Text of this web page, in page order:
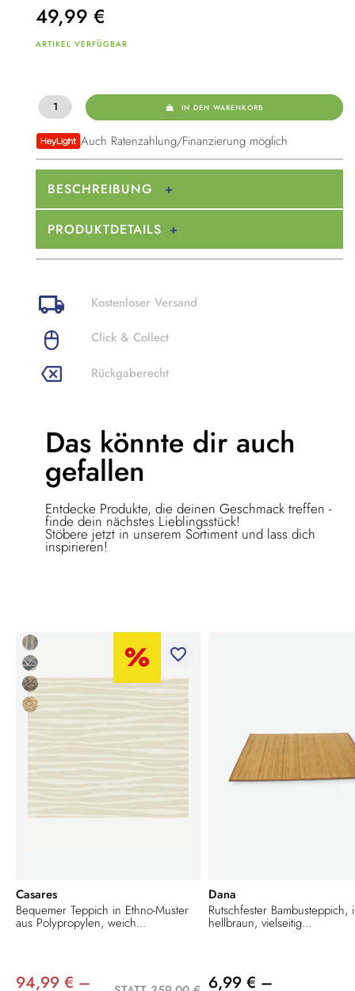
49,99 €
ARTIKEL VERFÜGBAR
IN DEN WARENKORB
Auch Ratenzahlung/Finanzierung möglich
BESCHREIBUNG
PRODUKTDETAILS
Kostenloser Versand
Click & Collect
Rückgaberecht
Das könnte dir auch
gefallen
Entdecke Produkte, die deinen Geschmack treffen -
finde dein nächstes Lieblingsstück!
Stöbere jetzt in unserem Sortiment und lass dich
inspirieren!
favorite_border
Casares
Bequemer Teppich in Ethno-Muster
aus Polypropylen, weich...
94,99 € –
Dana
Rutschfester Bambusteppich,
hellbraun, vielseitig...
6,99 € –